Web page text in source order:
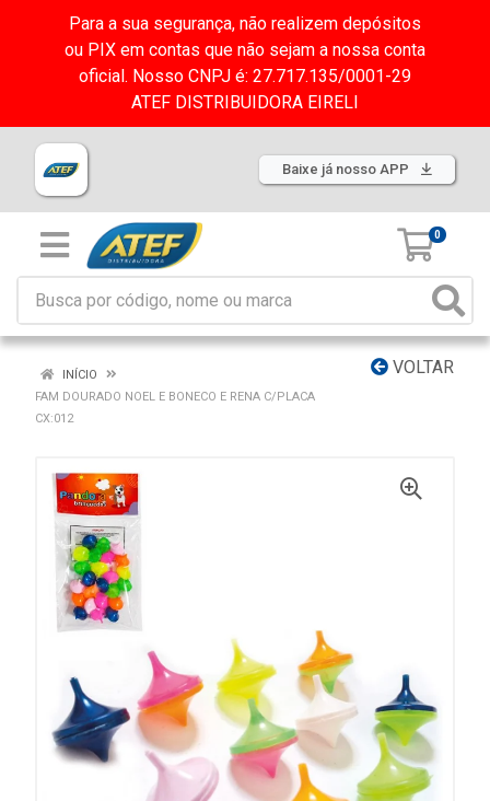
Para a sua segurança, não realizem depósitos
ou PIX em contas que não sejam a nossa conta
oficial. Nosso CNPJ é: 27.717.135/0001-29
ATEF DISTRIBUIDORA EIRELI
Baixe já nosso APP
0
VOLTAR
INÍCIO
FAM DOURADO NOEL E BONECO E RENA C/PLACA
CX:012